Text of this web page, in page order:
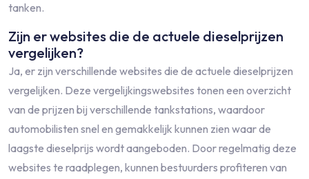
tanken.
Zijn er websites die de actuele dieselprijzen
vergelijken?
Ja, er zijn verschillende websites die de actuele dieselprijzen
vergelijken. Deze vergelijkingswebsites tonen een overzicht
van de prijzen bij verschillende tankstations, waardoor
automobilisten snel en gemakkelijk kunnen zien waar de
laagste dieselprijs wordt aangeboden. Door regelmatig deze
websites te raadplegen, kunnen bestuurders profiteren van